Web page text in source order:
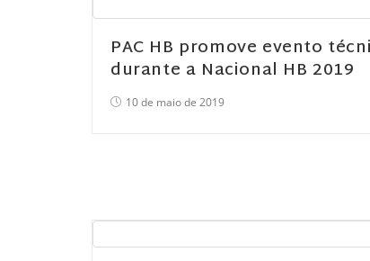
PAC HB promove evento
durante a Nacional HB 2019
10 de maio de 2019